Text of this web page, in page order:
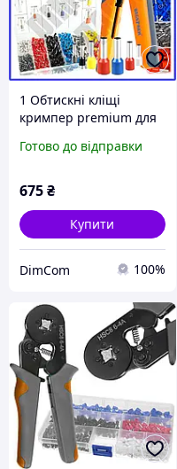
1 Обтискні кліщі
кримпер premium для
мм2 набір
+ Подарунок
Готово до відправки
675 ₴
Купити
DimCom 100%